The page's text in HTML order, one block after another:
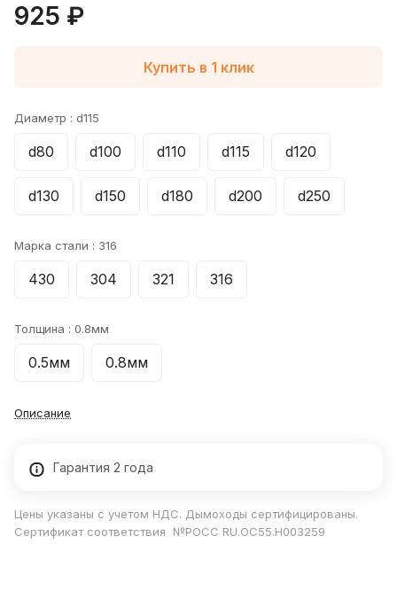
925 ₽
Купить в 1 клик
Диаметр : d115
d80 d100 d110 d115 d120
d130 d150 d180 d200 d250
Марка стали : 316
430 304 321 316
Толщина : 0.8мм
0.5мм 0.8мм
Описание
Гарантия 2 года
Цены указаны с учетом НДС. Дымоходы сертифицированы.
Сертификат соответствия №РОСС RU.ОС55.Н003259